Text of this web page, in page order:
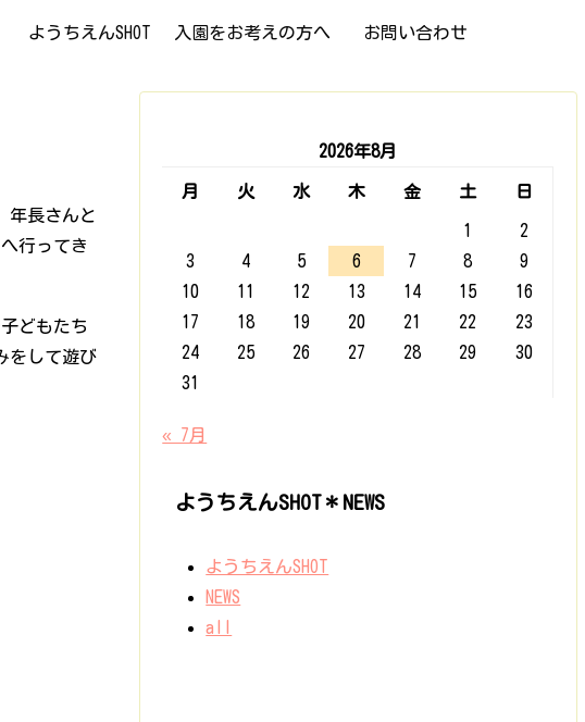
ようちえんSHOT 入園をお考えの方へ お問い合わせ
年長さんと
行ってき
どもたち
をして遊び
2026年8月
月 火 水 木 金 土 日
1
2
3
4 5 6 7 8
9
10
11 12 13 14 15
16
17
18 19 20 21 22
23
24
25 26 27 28 29
30
31
« 7月
ようちえんSHOT＊NEWS
ようちえんSHOT
NEWS
all